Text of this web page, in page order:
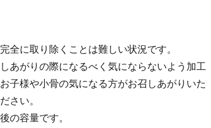
全に取り除くことは難しい状況です。
あがりの際になるべく気にならないよう加工
子様や小骨の気になる方がお召しあがりいた
さい。
の容量です。